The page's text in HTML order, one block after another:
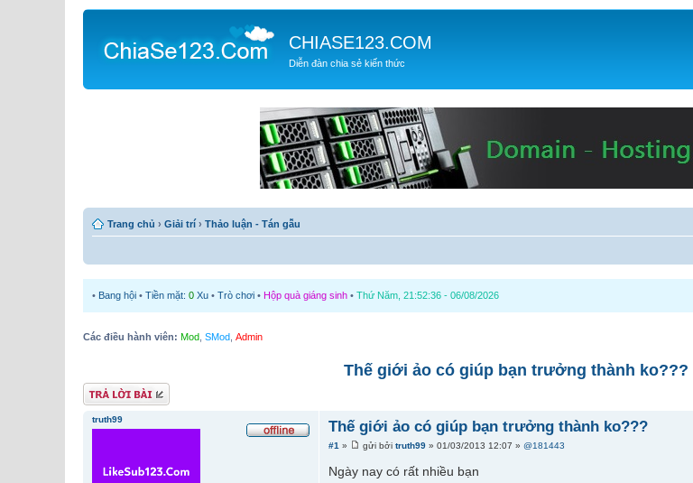
CHIASE123.COM
Diễn đàn chia sẻ kiến thức
Trang chủ › Giải trí › Thảo luận - Tán gẫu
• Bang hội • Tiền mặt: 0 Xu • Trò chơi • Hộp quà giáng sinh • Thứ Năm, 21:52:36 - 06/08/2026
Các điều hành viên: Mod SMod Admin
Thế giới ảo có giúp bạn trưởng thành ko???
Gửi bài trả lời
Thế giới ảo có giúp bạn trưởng thành ko???
#1 » gửi bởitruth99 » 01/03/2013 12:07 »@181443
Ngày nay có rất nhiều bạn
truth99